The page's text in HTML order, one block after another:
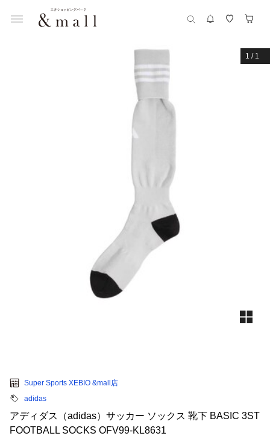
1 / 1
Super Sports XEBIO &mall店
adidas
アディダス（adidas）サッカー ソックス 靴下 BASIC 3ST
FOOTBALL SOCKS OFV99-KL8631